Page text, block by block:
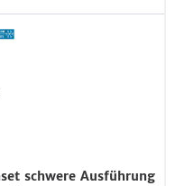
schwere Ausführung